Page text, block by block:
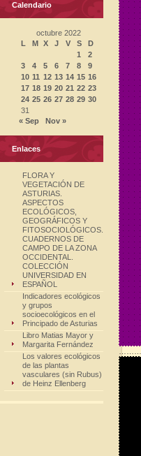
Calendario
octubre 2022
L
M X J V S
D
1
2
3
4 5 6 7 8
9
10 11 12 13 14 15 16
17 18 19 20 21 22 23
24 25 26 27 28 29 30
31
« Sep
Nov »
Enlaces
FLORA Y
VEGETACIÓN DE
ASTURIAS.
ASPECTOS
ECOLÓGICOS,
GEOGRÁFICOS Y
FITOSOCIOLÓGICOS.
CUADERNOS DE
CAMPO DE LA ZONA
OCCIDENTAL.
COLECCIÓN
UNIVERSIDAD EN
ESPAÑOL
Indicadores ecológicos
y grupos
socioecológicos en el
Principado de Asturias
Libro Matias Mayor y
Margarita Fernández
Los valores ecológicos
de las plantas
vasculares (sin Rubus)
de Heinz Ellenberg